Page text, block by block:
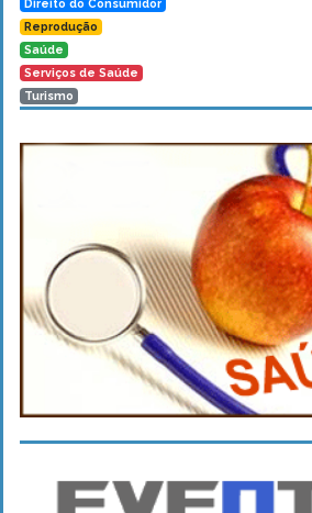
Direito do Consumidor
Reprodução
Saúde
Serviços de Saúde
Turismo